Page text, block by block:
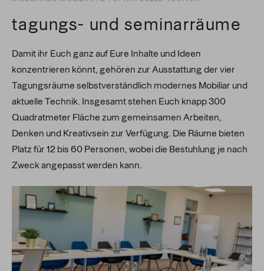
tagungs- und seminarräume
Damit ihr Euch ganz auf Eure Inhalte und Ideen
konzentrieren könnt, gehören zur Ausstattung der vier
Tagungsräume selbstverständlich modernes Mobiliar und
aktuelle Technik. Insgesamt stehen Euch knapp 300
Quadratmeter Fläche zum gemeinsamen Arbeiten,
Denken und Kreativsein zur Verfügung. Die Räume bieten
Platz für 12 bis 60 Personen, wobei die Bestuhlung je nach
Zweck angepasst werden kann.